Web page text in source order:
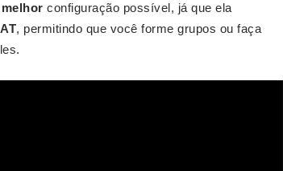
melhor configuração possível, já que ela
, permitindo que você forme grupos ou faça